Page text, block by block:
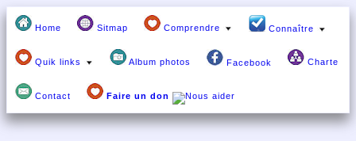
Home Sitmap Comprendre Connaître
Quik links Album photos Facebook Charte
Contact Faire un don